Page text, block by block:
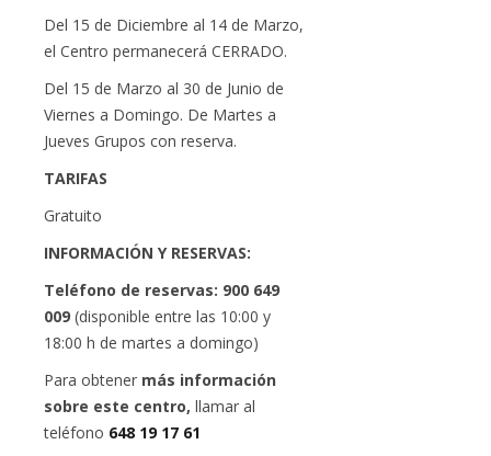
Del 15 de Diciembre al 14 de Marzo,
el Centro permanecerá CERRADO.
Del 15 de Marzo al 30 de Junio de
Viernes a Domingo. De Martes a
Jueves Grupos con reserva.
TARIFAS
Gratuito
INFORMACIÓN Y RESERVAS:
Teléfono de reservas: 900 649
009 (disponible entre las 10:00 y
18:00 h de martes a domingo)
Para obtener más información
sobre este centro, llamar al
teléfono 648 19 17 61